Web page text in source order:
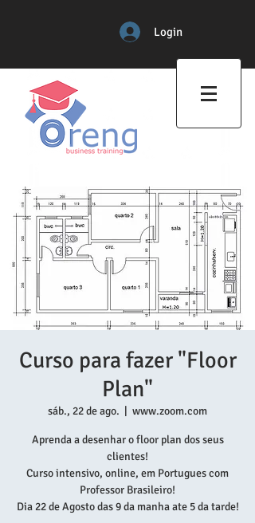
Login
Curso para fazer "Floor
Plan"
sáb., 22 de ago. www.zoom.com
Aprenda a desenhar o floor plan dos seus
clientes!
Curso intensivo, online, em Portugues com
Professor Brasileiro!
Dia 22 de Agosto das 9 da manha ate 5 da tarde!